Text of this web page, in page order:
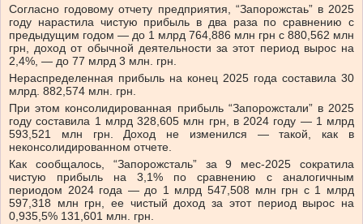
Согласно годовому отчету предприятия, “Запорожстаь” в 2025
году нарастила чистую прибыль в два раза по сравнению с
предыдущим годом — до 1 млрд 764,886 млн грн с 880,562 млн
грн, доход от обычной деятельности за этот период вырос на
2,4%, — до 77 млрд 3 млн. грн.
Нераспределенная прибыль на конец 2025 года составила 30
млрд. 882,574 млн. грн.
При этом консолидированная прибыль “Запорожстали” в 2025
году составила 1 млрд 328,605 млн грн, в 2024 году — 1 млрд
593,521 млн грн. Доход не изменился — такой, как в
неконсолидированном отчете.
Как сообщалось, “Запорожсталь” за 9 мес-2025 сократила
чистую прибыль на 3,1% по сравнению с аналогичным
периодом 2024 года — до 1 млрд 547,508 млн грн с 1 млрд
597,318 млн грн, ее чистый доход за этот период вырос на
0,935,5% 131,601 млн. грн.